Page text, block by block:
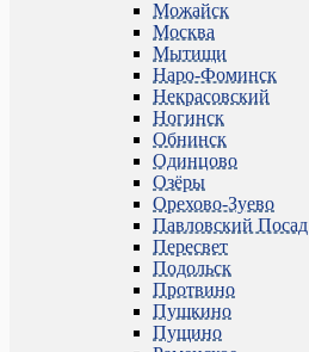
Можайск
Москва
Мытищи
Наро-Фоминск
Некрасовский
Ногинск
Обнинск
Одинцово
Озёры
Орехово-Зуево
Павловский Посад
Пересвет
Подольск
Протвино
Пушкино
Пущино